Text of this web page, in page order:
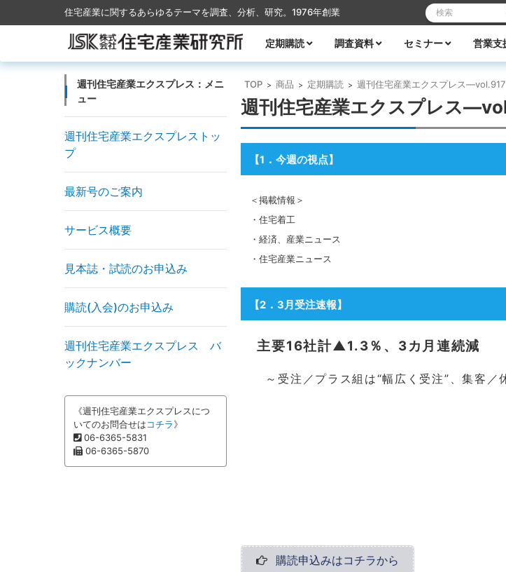
住宅産業に関するあらゆるテーマを調査、分析、研究。1976年創業 検索:
コンテンツに移動
定期購読
調査資料 セミナー 営業支
TOP > 商品 > 定期購読 > 週刊住宅産業エクスプレス―vol.917
週刊住宅産業エクスプレス
【1 ． 今週の視点】
＜掲載情報＞
・住宅着工
・経済、産業ニュース
・住宅産業ニュース
【2 ． 3月受注速報】
主要16社計▲1.3％、3カ月連続減
～受注／プラス組は“幅広く受注”、集客／
購読申込みはコチラから
週刊住宅産業エクスプレス：メニ
ュー
週刊住宅産業エクスプレストッ
プ
最新号のご案内
サービス概要
見本誌・試読のお申込み
購読(入会)のお申込み
週刊住宅産業エクスプレス バ
ックナンバー
《週刊住宅産業エクスプレスにつ
いてのお問合せはコチラ》
06-6365-5831
06-6365-5870